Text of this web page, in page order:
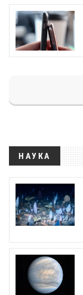
НАУКА